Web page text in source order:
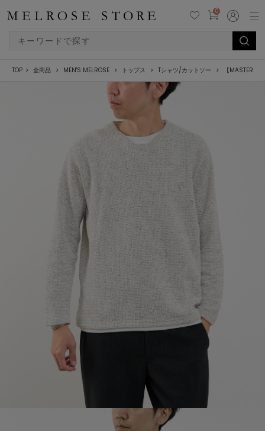
0
TOP 全商品 MEN'S MELROSE トップス Tシャツ/カットソー 【MASTER